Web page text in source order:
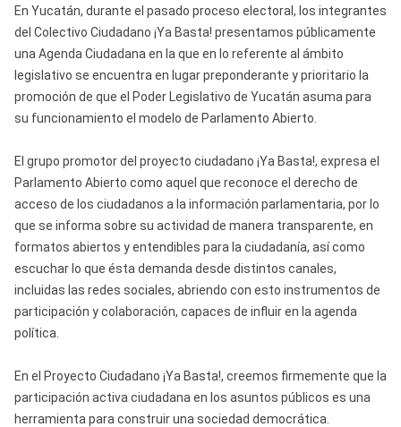
En Yucatán, durante el pasado proceso electoral, los integrantes
del Colectivo Ciudadano ¡Ya Basta! presentamos públicamente
una Agenda Ciudadana en la que en lo referente al ámbito
legislativo se encuentra en lugar preponderante y prioritario la
promoción de que el Poder Legislativo de Yucatán asuma para
su funcionamiento el modelo de Parlamento Abierto.
El grupo promotor del proyecto ciudadano ¡Ya Basta!, expresa el
Parlamento Abierto como aquel que reconoce el derecho de
acceso de los ciudadanos a la información parlamentaria, por lo
que se informa sobre su actividad de manera transparente, en
formatos abiertos y entendibles para la ciudadanía, así como
escuchar lo que ésta demanda desde distintos canales,
incluidas las redes sociales, abriendo con esto instrumentos de
participación y colaboración, capaces de influir en la agenda
política.
En el Proyecto Ciudadano ¡Ya Basta!, creemos firmemente que la
participación activa ciudadana en los asuntos públicos es una
herramienta para construir una sociedad democrática.